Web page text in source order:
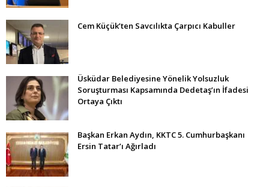
Cem Küçük’ten Savcılıkta Çarpıcı Kabuller
Üsküdar Belediyesine Yönelik Yolsuzluk
Soruşturması Kapsamında Dedetaş’ın İfadesi
Ortaya Çıktı
Başkan Erkan Aydın, KKTC 5. Cumhurbaşkanı
Ersin Tatar’ı Ağırladı